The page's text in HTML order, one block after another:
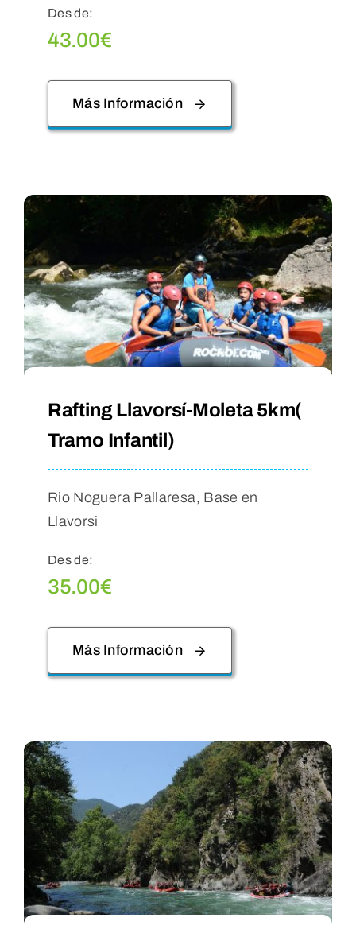
Des de:
43.00€
Más Información
Rafting Llavorsí-Moleta 5km(
Tramo Infantil)
Rio Noguera Pallaresa, Base en
Llavorsi
Des de:
35.00€
Más Información